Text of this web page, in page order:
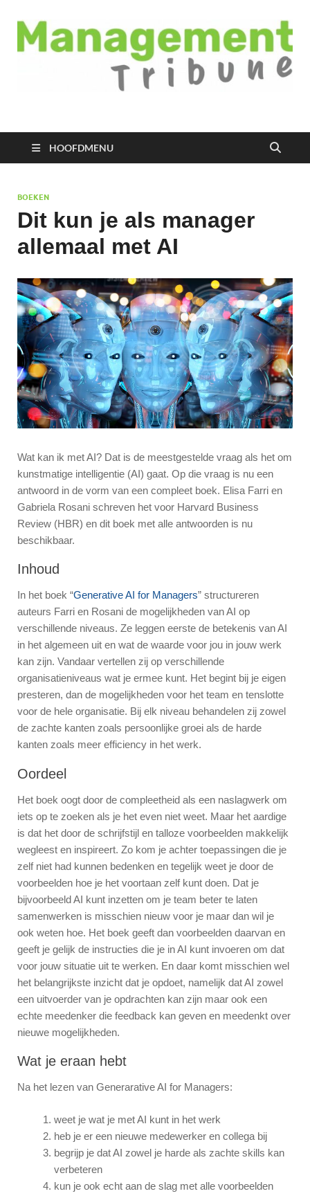
Managementtribune
HOOFDMENU
BOEKEN
Dit kun je als manager
allemaal met AI
Wat kan ik met AI? Dat is de meestgestelde vraag als het om
kunstmatige intelligentie (AI) gaat. Op die vraag is nu een
antwoord in de vorm van een compleet boek. Elisa Farri en
Gabriela Rosani schreven het voor Harvard Business
Review (HBR) en dit boek met alle antwoorden is nu
beschikbaar.
Inhoud
In het boek “Generative AI for Managers” structureren
auteurs Farri en Rosani de mogelijkheden van AI op
verschillende niveaus. Ze leggen eerste de betekenis van AI
in het algemeen uit en wat de waarde voor jou in jouw werk
kan zijn. Vandaar vertellen zij op verschillende
organisatieniveaus wat je ermee kunt. Het begint bij je eigen
presteren, dan de mogelijkheden voor het team en tenslotte
voor de hele organisatie. Bij elk niveau behandelen zij zowel
de zachte kanten zoals persoonlijke groei als de harde
kanten zoals meer efficiency in het werk.
Oordeel
Het boek oogt door de compleetheid als een naslagwerk om
iets op te zoeken als je het even niet weet. Maar het aardige
is dat het door de schrijfstijl en talloze voorbeelden makkelijk
wegleest en inspireert. Zo kom je achter toepassingen die je
zelf niet had kunnen bedenken en tegelijk weet je door de
voorbeelden hoe je het voortaan zelf kunt doen. Dat je
bijvoorbeeld AI kunt inzetten om je team beter te laten
samenwerken is misschien nieuw voor je maar dan wil je
ook weten hoe. Het boek geeft dan voorbeelden daarvan en
geeft je gelijk de instructies die je in AI kunt invoeren om dat
voor jouw situatie uit te werken. En daar komt misschien wel
het belangrijkste inzicht dat je opdoet, namelijk dat AI zowel
een uitvoerder van je opdrachten kan zijn maar ook een
echte meedenker die feedback kan geven en meedenkt over
nieuwe mogelijkheden.
Wat je eraan hebt
Na het lezen van Generarative AI for Managers:
weet je wat je met AI kunt in het werk
heb je er een nieuwe medewerker en collega bij
begrijp je dat AI zowel je harde als zachte skills kan
verbeteren
kun je ook echt aan de slag met alle voorbeelden